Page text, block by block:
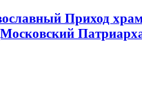
Приход